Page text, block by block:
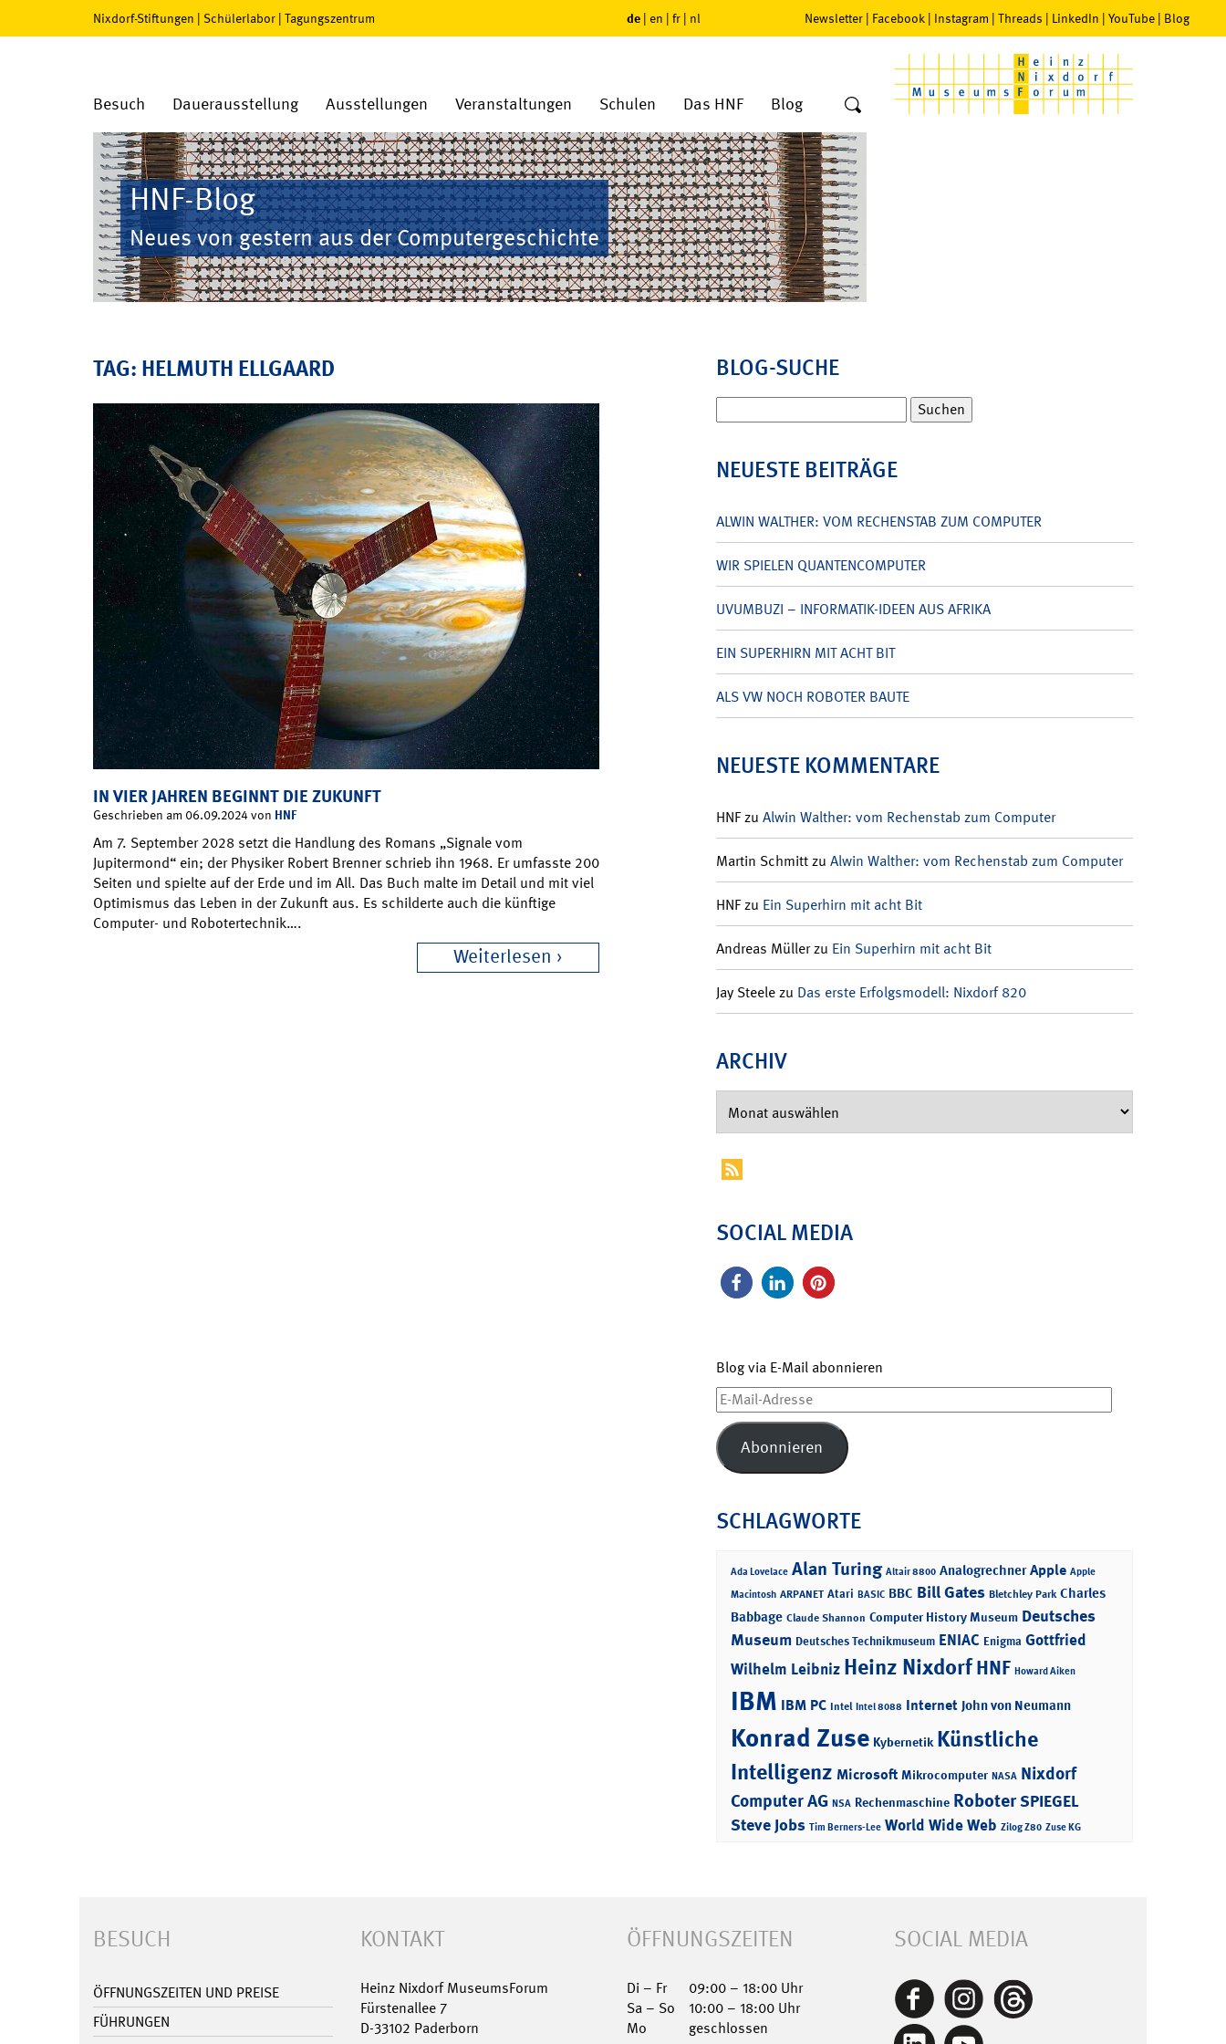
Nixdorf-Stiftungen | Schülerlabor | Tagungszentrum de | en | fr | nl Newsletter | Facebook | Instagram | Threads | LinkedIn | YouTube | Blog
Besuch Dauerausstellung Ausstellungen Veranstaltungen Schulen Das HNF Blog
HNF-Blog
Neues von gestern aus der Computergeschichte
TAG: HELMUTH ELLGAARD
IN VIER JAHREN BEGINNT DIE ZUKUNFT
Geschrieben am 06.09.2024 von HNF
Am 7. September 2028 setzt die Handlung des Romans „Signale vom
Jupitermond“ ein; der Physiker Robert Brenner schrieb ihn 1968. Er umfasste 200
Seiten und spielte auf der Erde und im All. Das Buch malte im Detail und mit viel
Optimismus das Leben in der Zukunft aus. Es schilderte auch die künftige
Computer- und Robotertechnik….
Weiterlesen
BLOG-SUCHE
nach:
NEUESTE BEITRÄGE
ALWIN WALTHER: VOM RECHENSTAB ZUM COMPUTER
WIR SPIELEN QUANTENCOMPUTER
UVUMBUZI – INFORMATIK-IDEEN AUS AFRIKA
EIN SUPERHIRN MIT ACHT BIT
ALS VW NOCH ROBOTER BAUTE
NEUESTE KOMMENTARE
HNFzu Alwin Walther: vom Rechenstab zum Computer
Martin Schmittzu Alwin Walther: vom Rechenstab zum Computer
HNFzu Ein Superhirn mit acht Bit
Andreas Müllerzu Ein Superhirn mit acht Bit
Jay Steelezu Das erste Erfolgsmodell: Nixdorf 820
ARCHIV
SOCIAL MEDIA
Blog via E-Mail abonnieren
E-
Mail-
Adresse
Abonnieren
SCHLAGWORTE
Ada Lovelace Alan Turing Altair 8800 Analogrechner Apple Apple
Macintosh ARPANET Atari BASIC BBC Bill Gates Bletchley Park Charles
Babbage Claude Shannon Computer History Museum Deutsches
Museum Deutsches Technikmuseum ENIAC Enigma Gottfried
Wilhelm Leibniz Heinz NixdorfHNF Howard Aiken
IBM IBM PC Intel Intel 8088 Internet John von Neumann
Konrad Zuse Kybernetik Künstliche
Intelligenz Microsoft Mikrocomputer NASA Nixdorf
Computer AG NSA Rechenmaschine RoboterSPIEGEL
Steve Jobs Tim Berners-Lee World Wide Web Zilog Z80 Zuse KG
BESUCH
ÖFFNUNGSZEITEN UND PREISE
FÜHRUNGEN
KONTAKT
Heinz Nixdorf MuseumsForum
Fürstenallee 7
D-33102 Paderborn
ÖFFNUNGSZEITEN
Di – Fr
09:00 – 18:00 Uhr
Sa – So
10:00 – 18:00 Uhr
Mo
geschlossen
SOCIAL MEDIA